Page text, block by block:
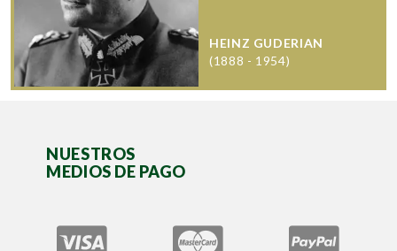
HEINZ GUDERIAN
(1888 - 1954)
NUESTROS
MEDIOS DE PAGO